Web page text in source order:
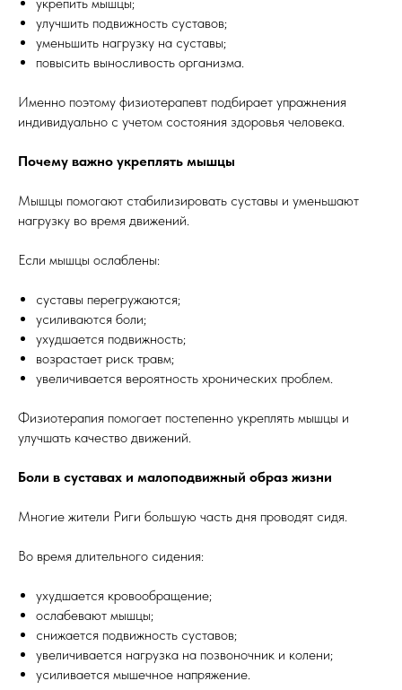
улучшить подвижность суставов;
уменьшить нагрузку на суставы;
повысить выносливость организма.
Именно поэтому физиотерапевт подбирает упражнения
индивидуально с учетом состояния здоровья человека.
Почему важно укреплять мышцы
Мышцы помогают стабилизировать суставы и уменьшают
нагрузку во время движений.
Если мышцы ослаблены:
суставы перегружаются;
усиливаются боли;
ухудшается подвижность;
возрастает риск травм;
увеличивается вероятность хронических проблем.
Физиотерапия помогает постепенно укреплять мышцы и
улучшать качество движений.
Боли в суставах и малоподвижный образ жизни
Многие жители Риги большую часть дня проводят сидя.
Во время длительного сидения:
ухудшается кровообращение;
ослабевают мышцы;
снижается подвижность суставов;
увеличивается нагрузка на позвоночник и колени;
усиливается мышечное напряжение.